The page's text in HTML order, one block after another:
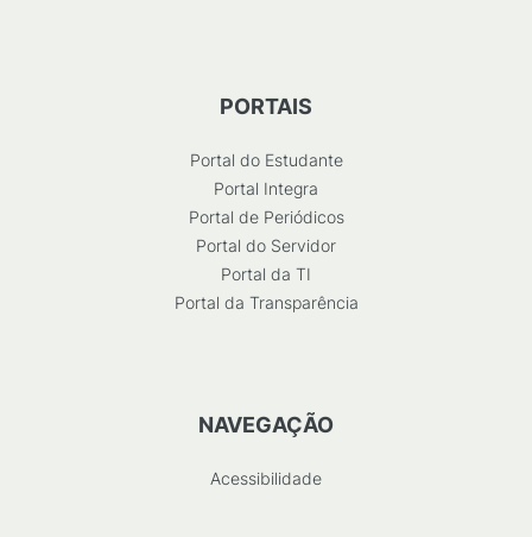
PORTAIS
Portal do Estudante
Portal Integra
Portal de Periódicos
Portal do Servidor
Portal da TI
Portal da Transparência
NAVEGAÇÃO
Acessibilidade